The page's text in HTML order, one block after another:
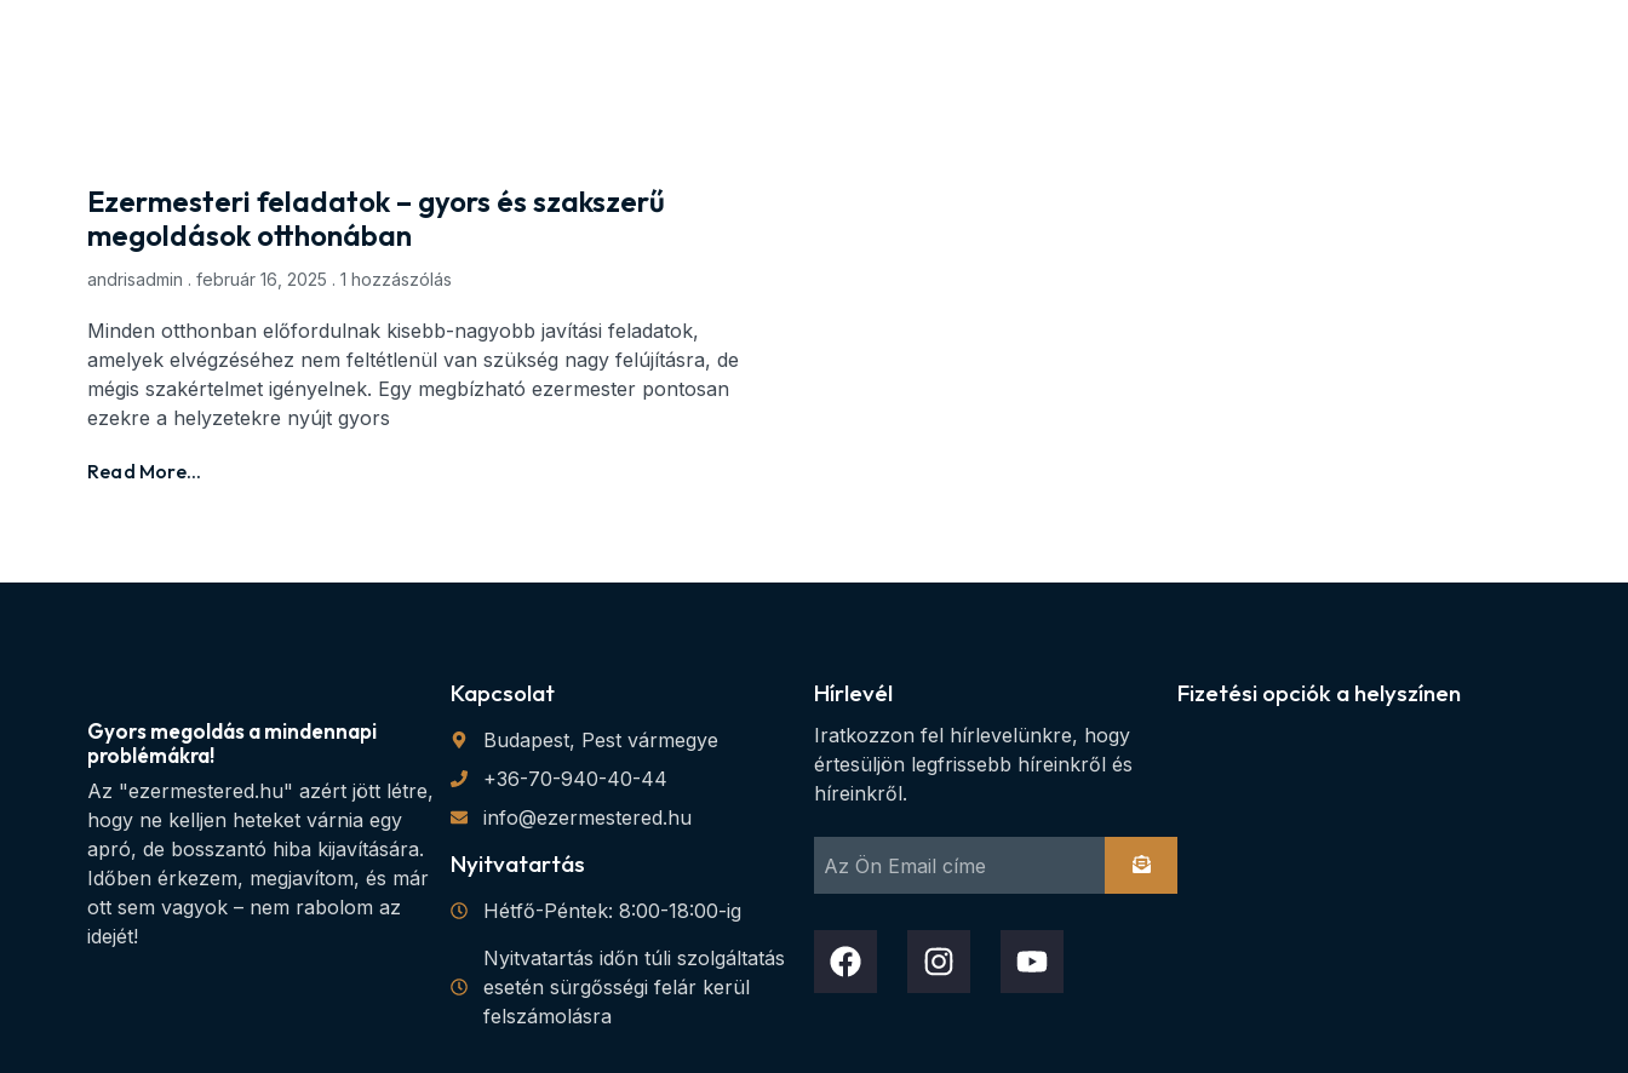
Ezermesteri feladatok – gyors és szakszerű
megoldások otthonában
andrisadmin február 16, 2025 1 hozzászólás
Minden otthonban előfordulnak kisebb-nagyobb javítási feladatok,
amelyek elvégzéséhez nem feltétlenül van szükség nagy felújításra, de
mégis szakértelmet igényelnek. Egy megbízható ezermester pontosan
ezekre a helyzetekre nyújt gyors
Read More...
Gyors megoldás a mindennapi
problémákra!
Az "ezermestered.hu" azért jött létre,
hogy ne kelljen heteket várnia egy
apró, de bosszantó hiba kijavítására.
Időben érkezem, megjavítom, és már
ott sem vagyok – nem rabolom az
idejét!
Kapcsolat
Budapest, Pest vármegye
+36-70-940-40-44
info@ezermestered.hu
Nyitvatartás
Hétfő-Péntek: 8:00-18:00-ig
Nyitvatartás időn túli szolgáltatás
esetén sürgősségi felár kerül
felszámolásra
Hírlevél
Iratkozzon fel hírlevelünkre, hogy
értesüljön legfrissebb híreinkről és
híreinkről.
Fizetési opciók a helyszínen